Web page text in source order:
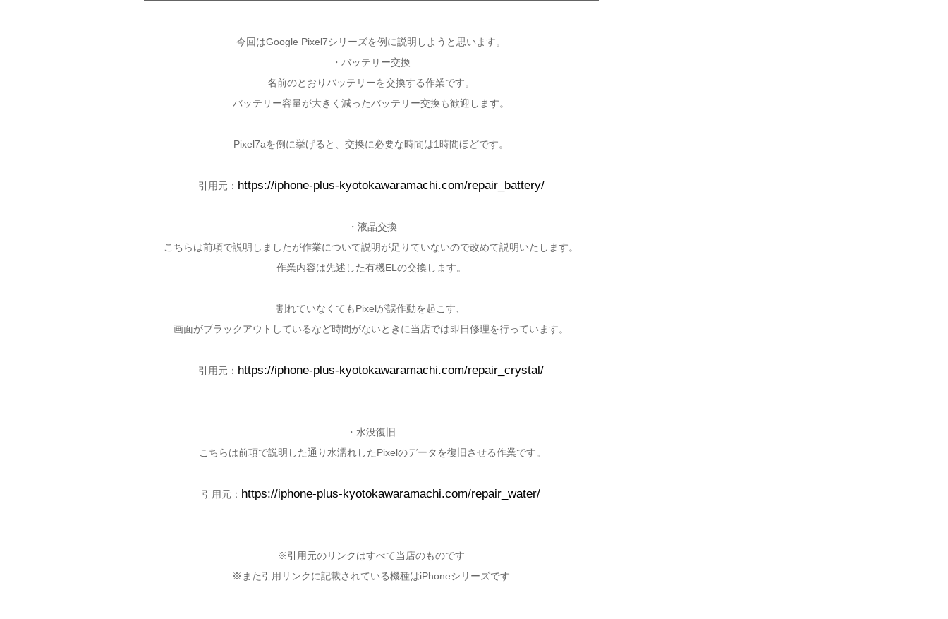
今回はGoogle Pixel7シリーズを例に説明しようと思います。
・バッテリー交換
名前のとおりバッテリーを交換する作業です。
バッテリー容量が大きく減ったバッテリー交換も歓迎します。
Pixel7aを例に挙げると、交換に必要な時間は1時間ほどです。
引用元： https://iphone-plus-kyotokawaramachi.com/repair_battery/
・液晶交換
こちらは前項で説明しましたが作業について説明が足りていないので改めて説明いたします。
作業内容は先述した有機ELの交換します。
割れていなくてもPixelが誤作動を起こす、
画面がブラックアウトしているなど時間がないときに当店では即日修理を行っています。
引用元： https://iphone-plus-kyotokawaramachi.com/repair_crystal/
・水没復旧
こちらは前項で説明した通り水濡れしたPixelのデータを復旧させる作業です。
引用元： https://iphone-plus-kyotokawaramachi.com/repair_water/
※引用元のリンクはすべて当店のものです
※また引用リンクに記載されている機種はiPhoneシリーズです